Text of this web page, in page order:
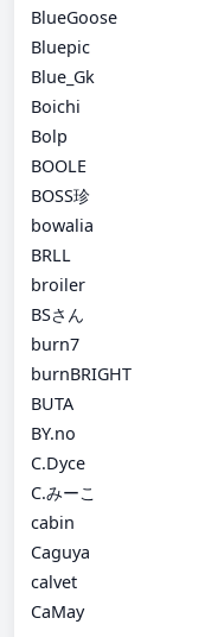
BlueGoose
Bluepic
Blue_Gk
Boichi
Bolp
BOOLE
BOSS珍
bowalia
BRLL
broiler
BSさん
burn7
burnBRIGHT
BUTA
BY.no
C.Dyce
C.みーこ
cabin
Caguya
calvet
CaMay